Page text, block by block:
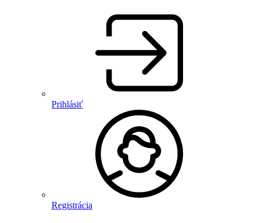
Prihlásiť
Registrácia